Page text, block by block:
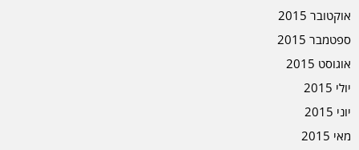
אוקטובר 2015
ספטמבר 2015
אוגוסט 2015
יולי 2015
יוני 2015
מאי 2015